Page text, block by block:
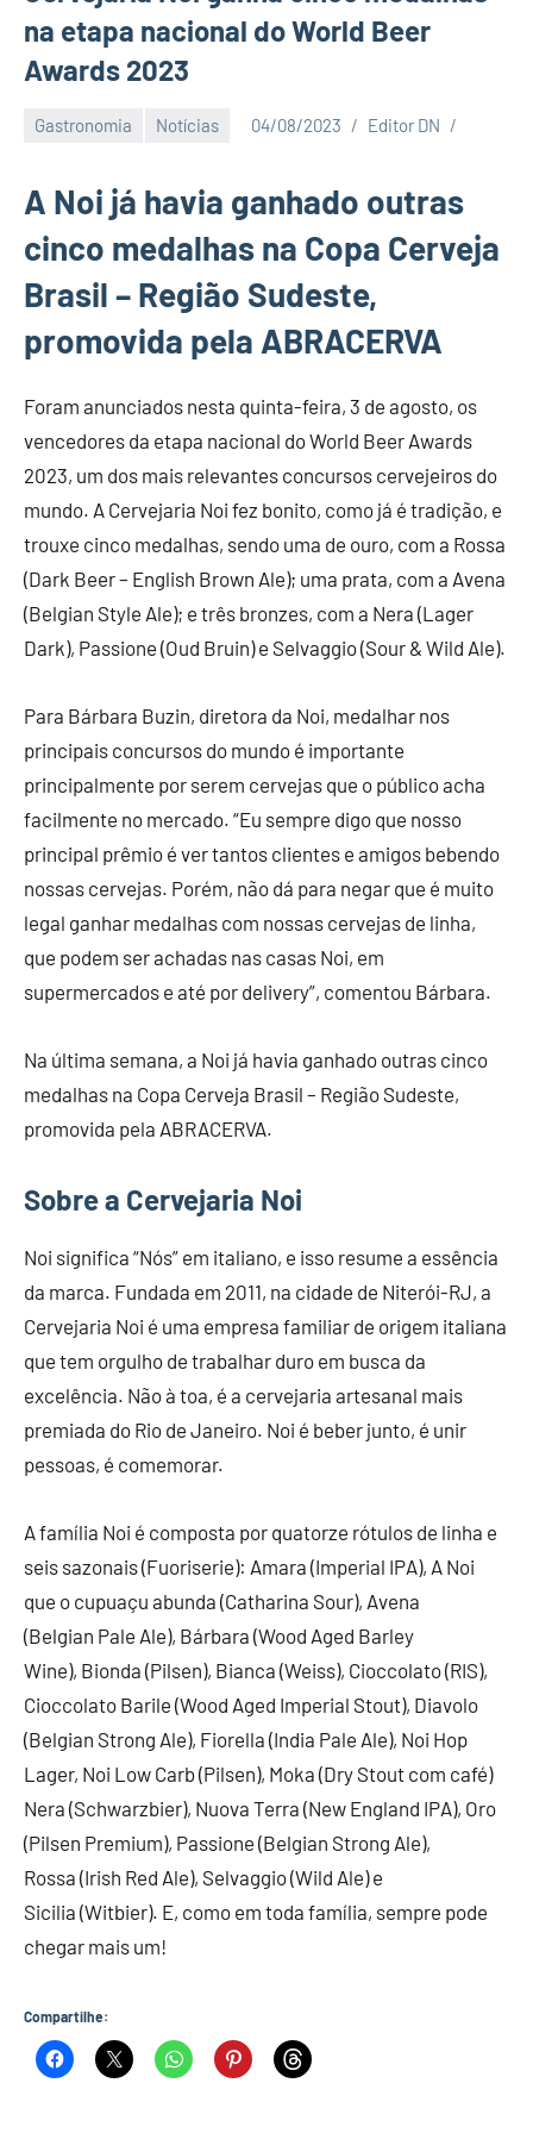
na etapa nacional do World Beer
Awards 2023
Gastronomia Notícias 04/08/2023 Editor DN
A Noi já havia ganhado outras
cinco medalhas na Copa Cerveja
Brasil – Região Sudeste,
promovida pela ABRACERVA
Foram anunciados nesta quinta-feira, 3 de agosto, os
vencedores da etapa nacional do World Beer Awards
2023, um dos mais relevantes concursos cervejeiros do
mundo. A Cervejaria Noi fez bonito, como já é tradição, e
trouxe cinco medalhas, sendo uma de ouro, com a Rossa
(Dark Beer – English Brown Ale); uma prata, com a Avena
(Belgian Style Ale); e três bronzes, com a Nera (Lager
Dark), Passione (Oud Bruin) e Selvaggio (Sour & Wild Ale).
Para Bárbara Buzin, diretora da Noi, medalhar nos
principais concursos do mundo é importante
principalmente por serem cervejas que o público acha
facilmente no mercado. “Eu sempre digo que nosso
principal prêmio é ver tantos clientes e amigos bebendo
nossas cervejas. Porém, não dá para negar que é muito
legal ganhar medalhas com nossas cervejas de linha,
que podem ser achadas nas casas Noi, em
supermercados e até por delivery”, comentou Bárbara.
Na última semana, a Noi já havia ganhado outras cinco
medalhas na Copa Cerveja Brasil – Região Sudeste,
promovida pela ABRACERVA.
Sobre a Cervejaria Noi
Noi significa “Nós” em italiano, e isso resume a essência
da marca. Fundada em 2011, na cidade de Niterói-RJ, a
Cervejaria Noi é uma empresa familiar de origem italiana
que tem orgulho de trabalhar duro em busca da
excelência. Não à toa, é a cervejaria artesanal mais
premiada do Rio de Janeiro. Noi é beber junto, é unir
pessoas, é comemorar.
A família Noi é composta por quatorze rótulos de linha e
seis sazonais (Fuoriserie): Amara (Imperial IPA), A Noi
que o cupuaçu abunda (Catharina Sour), Avena
(Belgian Pale Ale), Bárbara (Wood Aged Barley
Wine), Bionda (Pilsen), Bianca (Weiss), Cioccolato (RIS),
Cioccolato Barile (Wood Aged Imperial Stout), Diavolo
(Belgian Strong Ale), Fiorella (India Pale Ale), Noi Hop
Lager, Noi Low Carb (Pilsen), Moka (Dry Stout com café)
Nera (Schwarzbier), Nuova Terra (New England IPA), Oro
(Pilsen Premium), Passione (Belgian Strong Ale),
Rossa (Irish Red Ale), Selvaggio (Wild Ale) e
Sicilia (Witbier). E, como em toda família, sempre pode
chegar mais um!
Compartilhe: